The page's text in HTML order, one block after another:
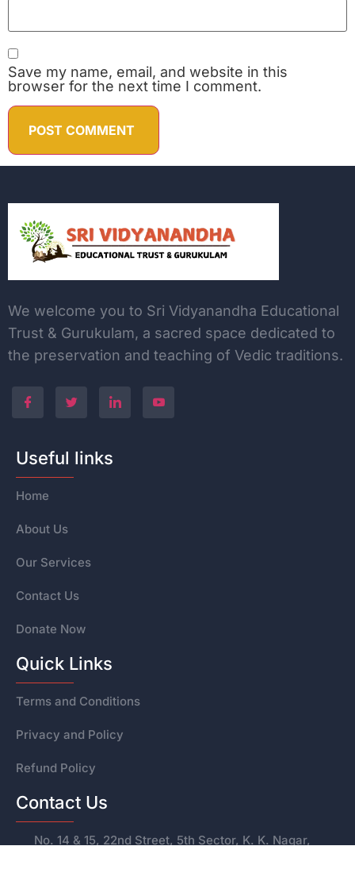
Save my name, email, and website in this
browser for the next time I comment.
We welcome you to Sri Vidyanandha Educational
Trust & Gurukulam, a sacred space dedicated to
the preservation and teaching of Vedic traditions.
Useful links
Home
About Us
Our Services
Contact Us
Donate Now
Quick Links
Terms and Conditions
Privacy and Policy
Refund Policy
Contact Us
No. 14 & 15, 22nd Street, 5th Sector, K. K. Nagar,